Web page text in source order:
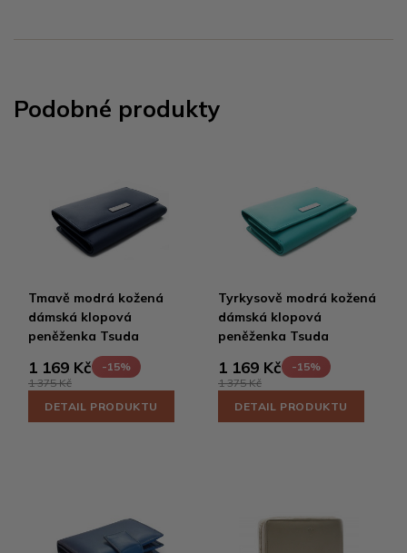
Podobné produkty
Tmavě modrá kožená
dámská klopová
peněženka Tsuda
1 169 Kč
-15%
1 375 Kč
DETAIL PRODUKTU
Tyrkysově modrá kožená
dámská klopová
peněženka Tsuda
1 169 Kč
-15%
1 375 Kč
DETAIL PRODUKTU